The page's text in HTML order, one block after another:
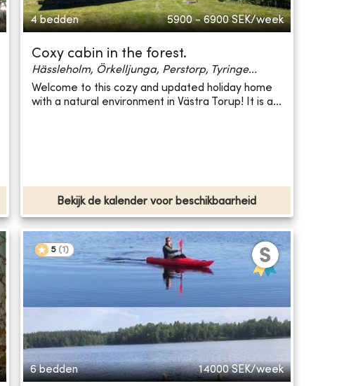
4 bedden 5900 - 6900 SEK/week
Coxy cabin in the forest.
Hässleholm, Örkelljunga, Perstorp, Tyringe...
Welcome to this cozy and updated holiday home
with a natural environment in Västra Torup! It is a...
Bekijk de kalender voor beschikbaarheid
5 (1 )
6 bedden 14000 SEK/week